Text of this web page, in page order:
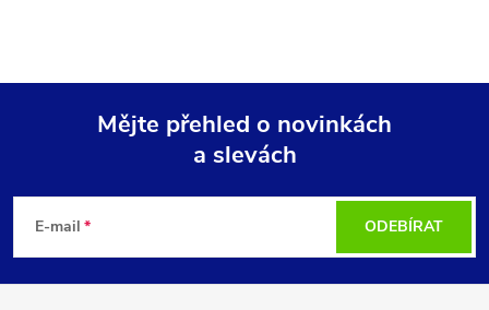
p
Mějte přehled o novinkách
a slevách
E-mail ODEBÍRAT